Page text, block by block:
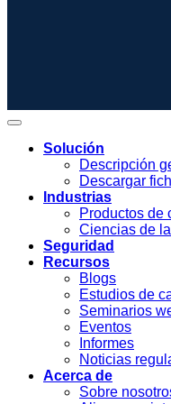
Solución
Descripción
Descargar
Industrias
Productos de
Ciencias de
Seguridad
Recursos
Blogs
Estudios de
Seminarios
Eventos
Informes
Noticias
Acerca de
Sobre